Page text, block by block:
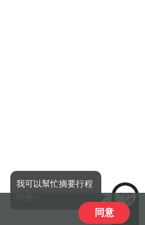
LiLi
我可以幫忙摘要行程
同意